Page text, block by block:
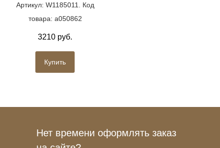
Артикул: W1185011. Код
товара: a050862
3210 руб.
Купить
Нет времени оформлять заказ